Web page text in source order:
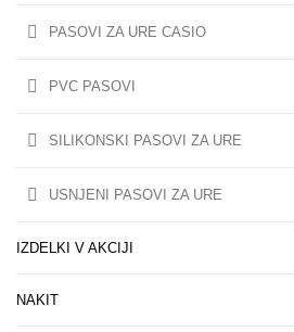
PASOVI ZA URE CASIO
PVC PASOVI
SILIKONSKI PASOVI ZA URE
USNJENI PASOVI ZA URE
IZDELKI V AKCIJI
NAKIT